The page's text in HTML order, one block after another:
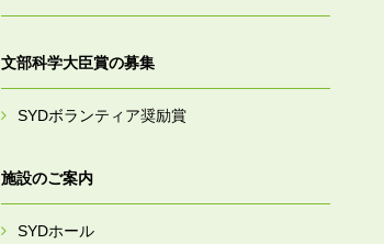
文部科学大臣賞の募集
SYDボランティア奨励賞
施設のご案内
SYDホール